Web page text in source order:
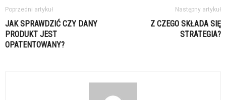
Poprzedni artykuł
JAK SPRAWDZIĆ CZY DANY
PRODUKT JEST
OPATENTOWANY?
Następny artykuł
Z CZEGO SKŁADA SIĘ
STRATEGIA?